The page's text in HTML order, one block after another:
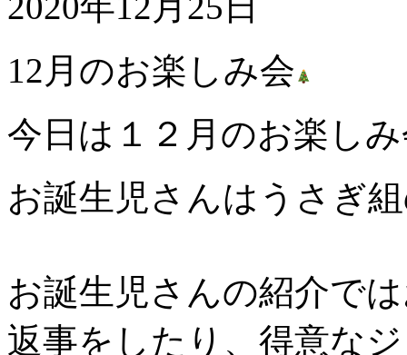
12月のお楽しみ会
今日は１２月のお楽し
お誕生児さんはうさぎ
お誕生児さんの紹介で
返事をしたり、得意な